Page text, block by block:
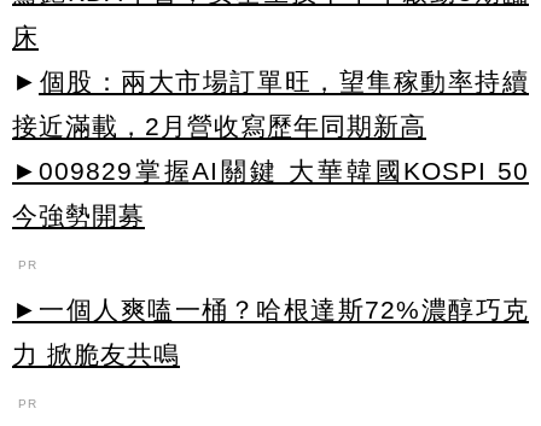
床
► 個股：兩大市場訂單旺，望隼稼動率持續
接近滿載，2月營收寫歷年同期新高
►009829掌握AI關鍵 大華韓國KOSPI 50
今強勢開募
PR
►一個人爽嗑一桶？哈根達斯72%濃醇巧克
力 掀脆友共鳴
PR